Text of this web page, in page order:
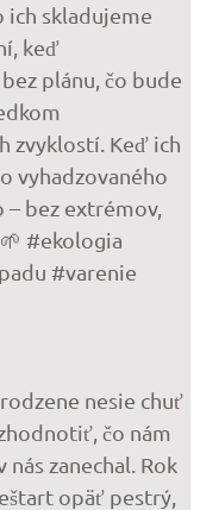
ich skladujeme
keď
plánu, čo bude
zvyklostí. Keď ich
vyhadzovaného
bez extrémov,
#ekologia
#varenie